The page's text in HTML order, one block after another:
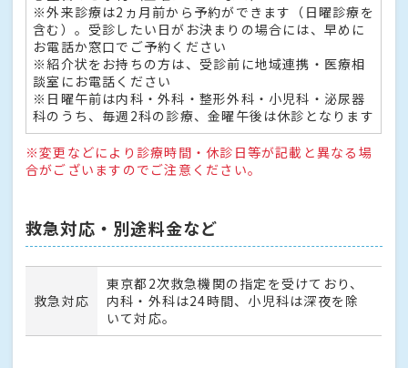
※外来診療は2ヵ月前から予約ができます（日曜診療を
含む）。受診したい日がお決まりの場合には、早めに
お電話か窓口でご予約ください
※紹介状をお持ちの方は、受診前に地域連携・医療相
談室にお電話ください
※日曜午前は内科・外科・整形外科・小児科・泌尿器
科のうち、毎週2科の診療、金曜午後は休診となります
※変更などにより診療時間・休診日等が記載と異なる場
合がございますのでご注意ください。
救急対応・別途料金など
救急対応
東京都2次救急機関の指定を受けており、
内科・外科は24時間、小児科は深夜を除
いて対応。